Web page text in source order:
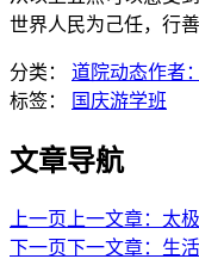
世界人民为己任，行善
分类： 道院动态作者：
标签：
国庆游学班
文章导航
上一页 上一文章： 太
下一页下一文章： 生